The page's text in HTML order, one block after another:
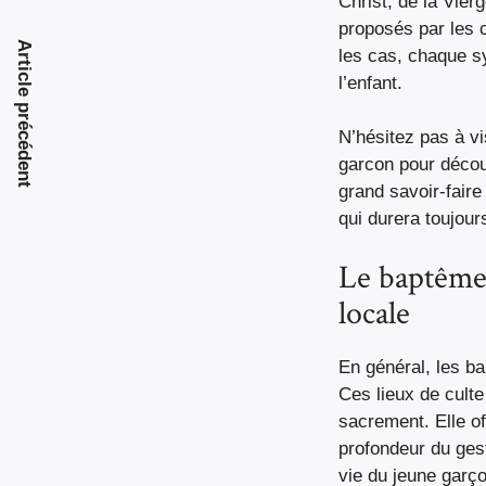
proposés par les
les cas, chaque
l’enfant.
N’hésitez pas à
garcon pour
grand savoir-
qui durera
Le
locale
En général, les
Ces lieux de
sacrement. Elle
profondeur du
vie du jeune
Article précédent